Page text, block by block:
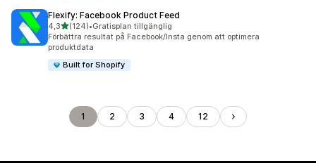
Flexify: Facebook Product Feed
4,3av 5 stjärnor
(124)
124 recensioner totalt
•Gratisplan tillgänglig
Förbättra resultat på Facebook/Insta genom att optimera
produktdata
Built for Shopify
1 2 3 4 12